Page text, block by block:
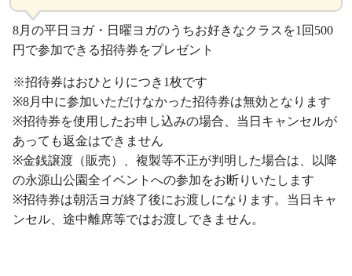
8月の平日ヨガ・日曜ヨガのうちお好きなクラスを1回500
円で参加できる招待券をプレゼント
※招待券はおひとりにつき1枚です
※8月中に参加いただけなかった招待券は無効となります
※招待券を使用したお申し込みの場合、当日キャンセルが
あっても返金はできません
※金銭譲渡（販売）、複製等不正が判明した場合は、以降
の永源山公園全イベントへの参加をお断りいたします
※招待券は朝活ヨガ終了後にお渡しになります。当日キャ
ンセル、途中離席等ではお渡しできません。